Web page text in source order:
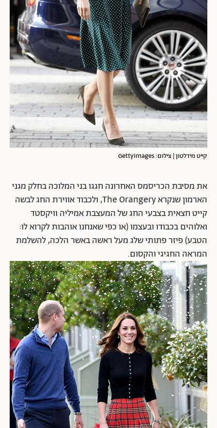
קייט מידלטון | צילום: Gettyimages
את מסיבת הכריסמס האחרונה חגגו בני המלוכה בחלק מגני
הארמון שנקרא The Orangery, ולכבוד אווירת החג לבשה
קייט חצאית בצבעי החג של המעצבת אמיליה וויקסטד
ואלוהים בכבודו ובעצמו (או כפי שאנחנו אוהבות לקרוא לו:
הטבע) פיזר פתותי שלג מעל ראשה באשר הלכה, להשלמת
המראה החגיגי והקסום.